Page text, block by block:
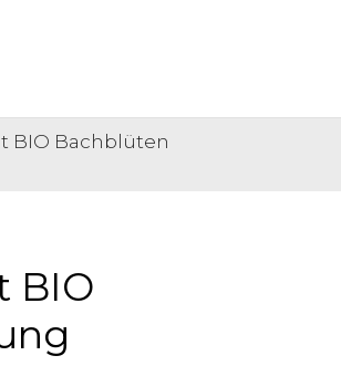
BIO Bachblüten
BIO